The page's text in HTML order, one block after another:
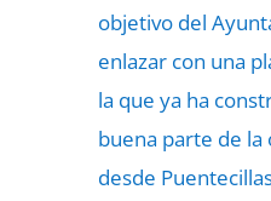
objetivo del
enlazar con una
la que ya ha
buena parte de la
desde